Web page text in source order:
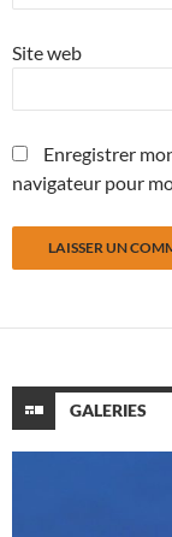
Site web
Enregistrer
navigateur pour
GALERIES